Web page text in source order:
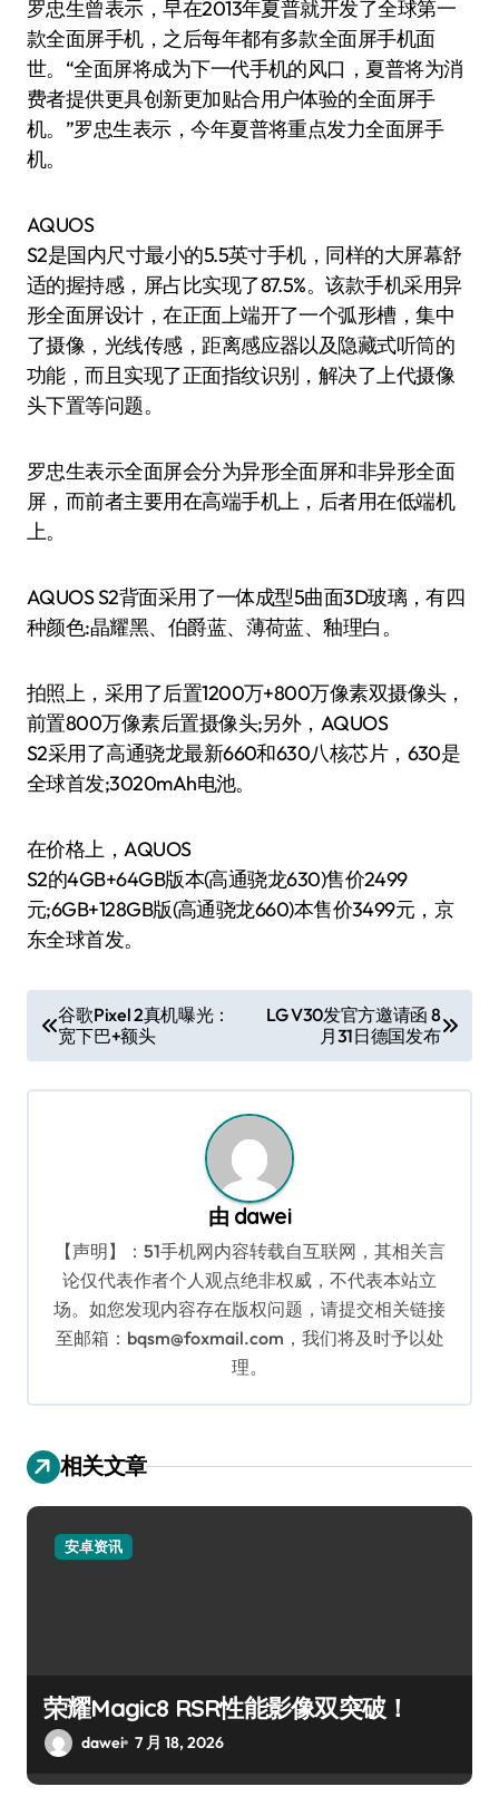
罗忠生曾表示，早在2013年夏普就开发了全球第一
款全面屏手机，之后每年都有多款全面屏手机面
世。“全面屏将成为下一代手机的风口，夏普将为消
费者提供更具创新更加贴合用户体验的全面屏手
机。”罗忠生表示，今年夏普将重点发力全面屏手
机。
AQUOS
S2是国内尺寸最小的5.5英寸手机，同样的大屏幕舒
适的握持感，屏占比实现了87.5%。该款手机采用异
形全面屏设计，在正面上端开了一个弧形槽，集中
了摄像，光线传感，距离感应器以及隐藏式听筒的
功能，而且实现了正面指纹识别，解决了上代摄像
头下置等问题。
罗忠生表示全面屏会分为异形全面屏和非异形全面
屏，而前者主要用在高端手机上，后者用在低端机
上。
AQUOS S2背面采用了一体成型5曲面3D玻璃，有四
种颜色:晶耀黑、伯爵蓝、薄荷蓝、釉理白。
拍照上，采用了后置1200万+800万像素双摄像头，
前置800万像素后置摄像头;另外，AQUOS
S2采用了高通骁龙最新660和630八核芯片，630是
全球首发;3020mAh电池。
在价格上，AQUOS
S2的4GB+64GB版本(高通骁龙630)售价2499
元;6GB+128GB版(高通骁龙660)本售价3499元，京
东全球首发。
章
导
谷歌Pixel 2真机曝光：
宽下巴+额头
LG V30发官方邀请函 8
月31日德国发布
由 dawei
【声明】：51手机网内容转载自互联网，其相关言
论仅代表作者个人观点绝非权威，不代表本站立
场。如您发现内容存在版权问题，请提交相关链接
至邮箱：bqsm@foxmail.com，我们将及时予以处
理。
相关文章
安卓资讯
荣耀Magic8 RSR性能影像双突破！
dawei 7 月 18, 2026